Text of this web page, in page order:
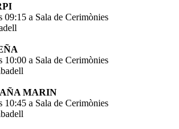
09:15 a Sala de Cerimònies
10:00 a Sala de Cerimònies
MARIN
10:45 a Sala de Cerimònies